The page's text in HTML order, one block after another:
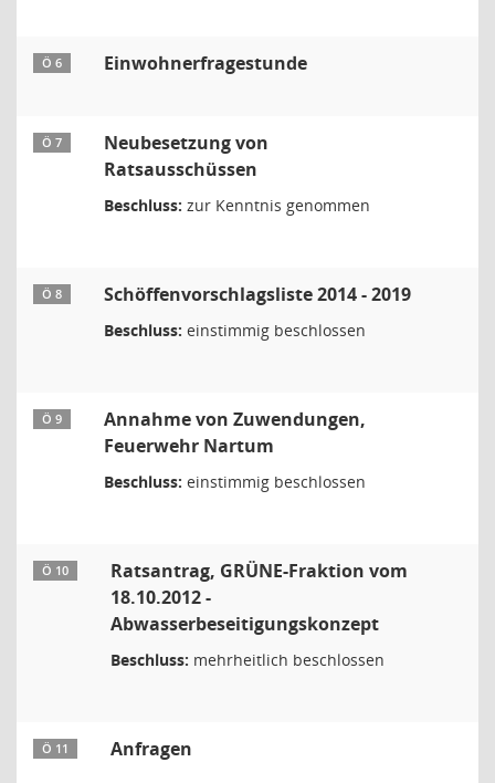
Ö 6 Einwohnerfragestunde
Ö 7
Neubesetzung von
Ratsausschüssen
Beschluss: zur Kenntnis genommen
Ö 8 Schöffenvorschlagsliste 2014 - 2019
Beschluss: einstimmig beschlossen
Ö 9
Annahme von Zuwendungen,
Feuerwehr Nartum
Beschluss: einstimmig beschlossen
Ö 10
Ratsantrag, GRÜNE-Fraktion vom
18.10.2012 -
Abwasserbeseitigungskonzept
Beschluss: mehrheitlich beschlossen
Ö 11 Anfragen